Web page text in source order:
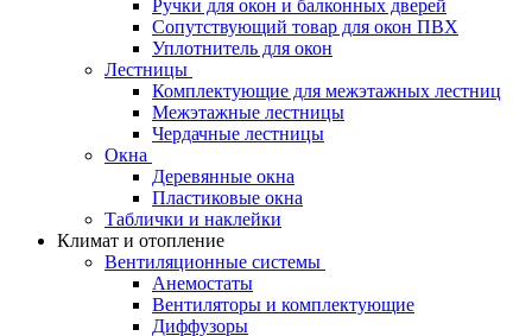
Ручки для окон и балконных дверей
Сопутствующий товар для окон ПВХ
Уплотнитель для окон
Лестницы
Комплектующие для межэтажных лестниц
Межэтажные лестницы
Чердачные лестницы
Окна
Деревянные окна
Пластиковые окна
Таблички и наклейки
Климат и отопление
Вентиляционные системы
Анемостаты
Вентиляторы и комплектующие
Диффузоры